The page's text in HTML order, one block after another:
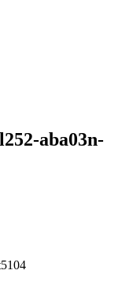
aba03n-